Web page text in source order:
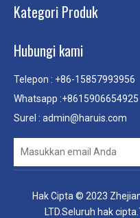
Kategori Produk
Hubungi kami
Telepon : +86-15857993956
Whatsapp :+8615906654925
Surel : admin@haruis.com
Hak Cipta © 2023
LTD.Seluruh hak